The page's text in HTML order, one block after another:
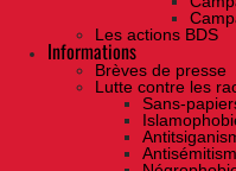
Les actions BDS
Informations
Brèves de presse
Lutte contre les
Sans-